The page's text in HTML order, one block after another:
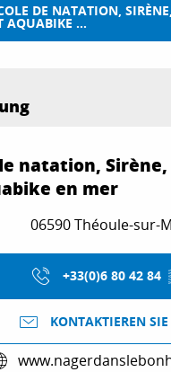
DE NATATION,
AQUABIKE ...
natation,
en mer
06590 Théoule-sur-
+33(0)6 80 42 84
KONTAKTIEREN